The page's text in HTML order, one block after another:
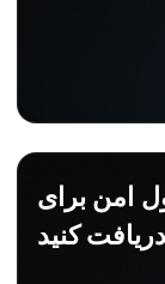
امن برای
کنید